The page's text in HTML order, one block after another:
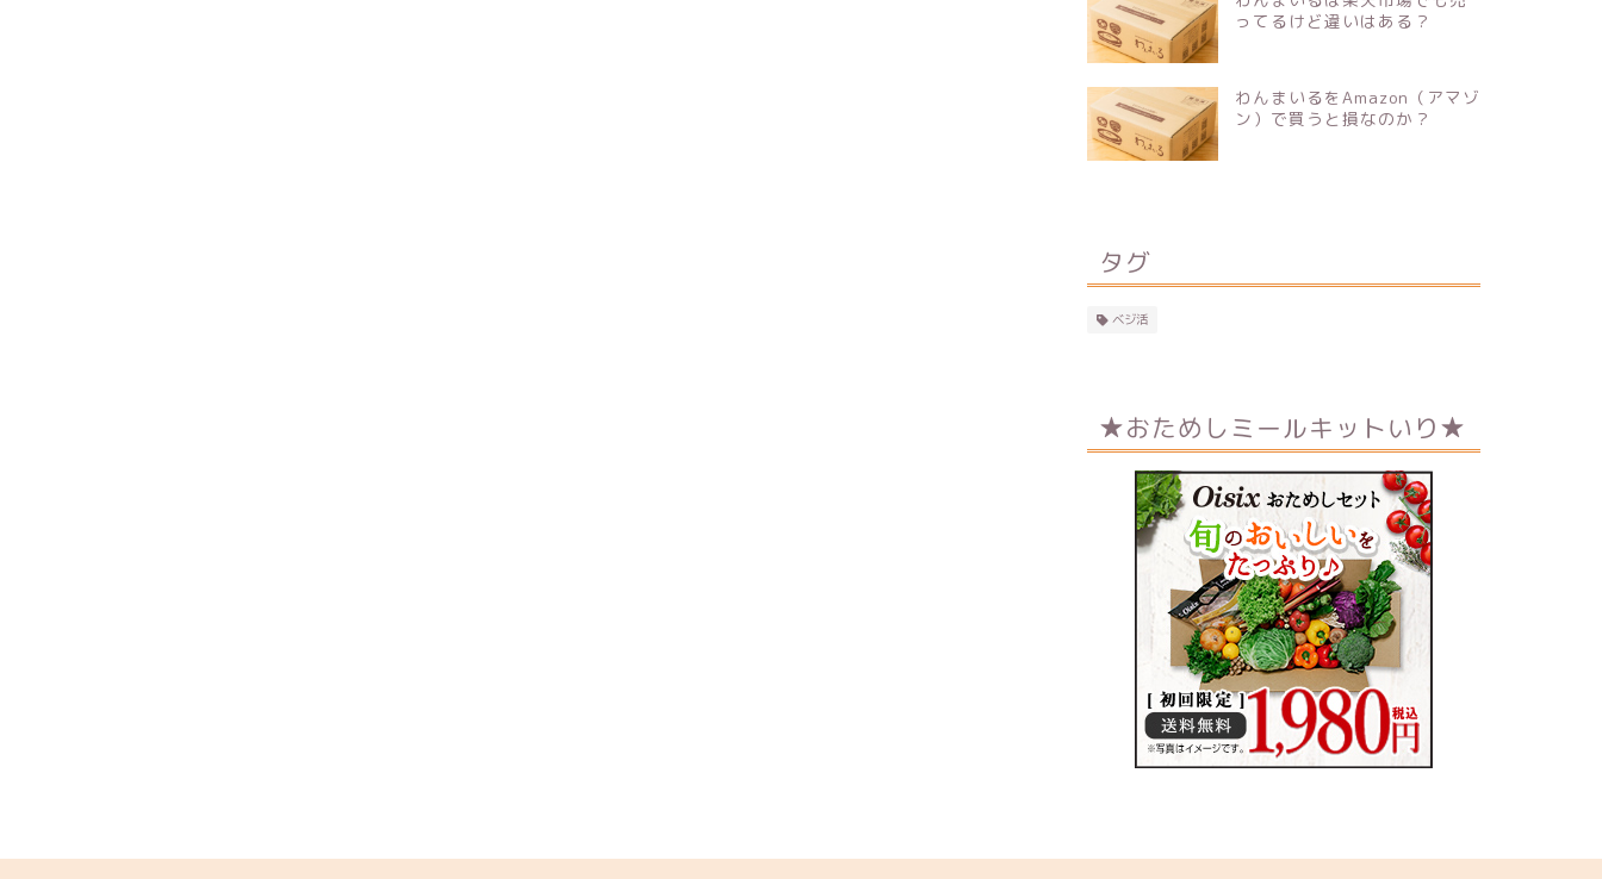
ってるけど違いはある？
わんまいるをAmazon（アマゾ
ン）で買うと損なのか？
タグ
ベジ活
★おためしミールキットいり★